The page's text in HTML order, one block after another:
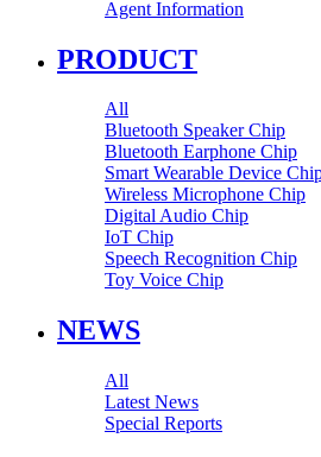
Agent Information
PRODUCT
All
Bluetooth Speaker Chip
Bluetooth Earphone Chip
Smart Wearable Device
Wireless Microphone Chip
Digital Audio Chip
IoT Chip
Speech Recognition Chip
Toy Voice Chip
NEWS
All
Latest News
Special Reports